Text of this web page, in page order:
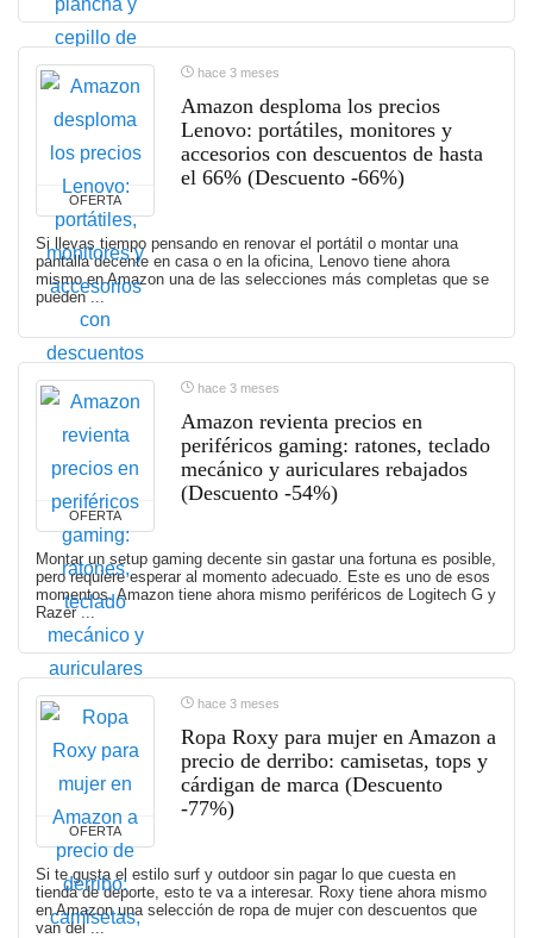
OFERTA
hace 3 meses
Amazon desploma los precios
Lenovo: portátiles, monitores y
accesorios con descuentos de hasta
el 66% (Descuento -66%)
Si llevas tiempo pensando en renovar el portátil o montar una
pantalla decente en casa o en la oficina, Lenovo tiene ahora
mismo en Amazon una de las selecciones más completas que se
pueden ...
OFERTA
hace 3 meses
Amazon revienta precios en
periféricos gaming: ratones, teclado
mecánico y auriculares rebajados
(Descuento -54%)
Montar un setup gaming decente sin gastar una fortuna es posible,
pero requiere esperar al momento adecuado. Este es uno de esos
momentos. Amazon tiene ahora mismo periféricos de Logitech G y
Razer ...
OFERTA
hace 3 meses
Ropa Roxy para mujer en Amazon a
precio de derribo: camisetas, tops y
cárdigan de marca (Descuento
-77%)
Si te gusta el estilo surf y outdoor sin pagar lo que cuesta en
tienda de deporte, esto te va a interesar. Roxy tiene ahora mismo
en Amazon una selección de ropa de mujer con descuentos que
van del ...